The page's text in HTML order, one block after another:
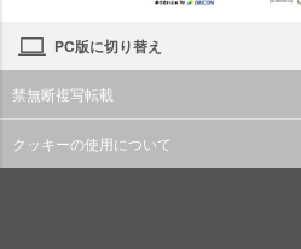
PC版に切り替え
禁無断複写転載
クッキーの使用について